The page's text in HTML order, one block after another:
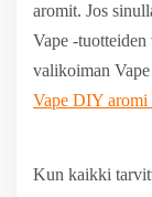
aromit. Jos
Vape -
valikoiman
Vape DIY
Kun kaikki